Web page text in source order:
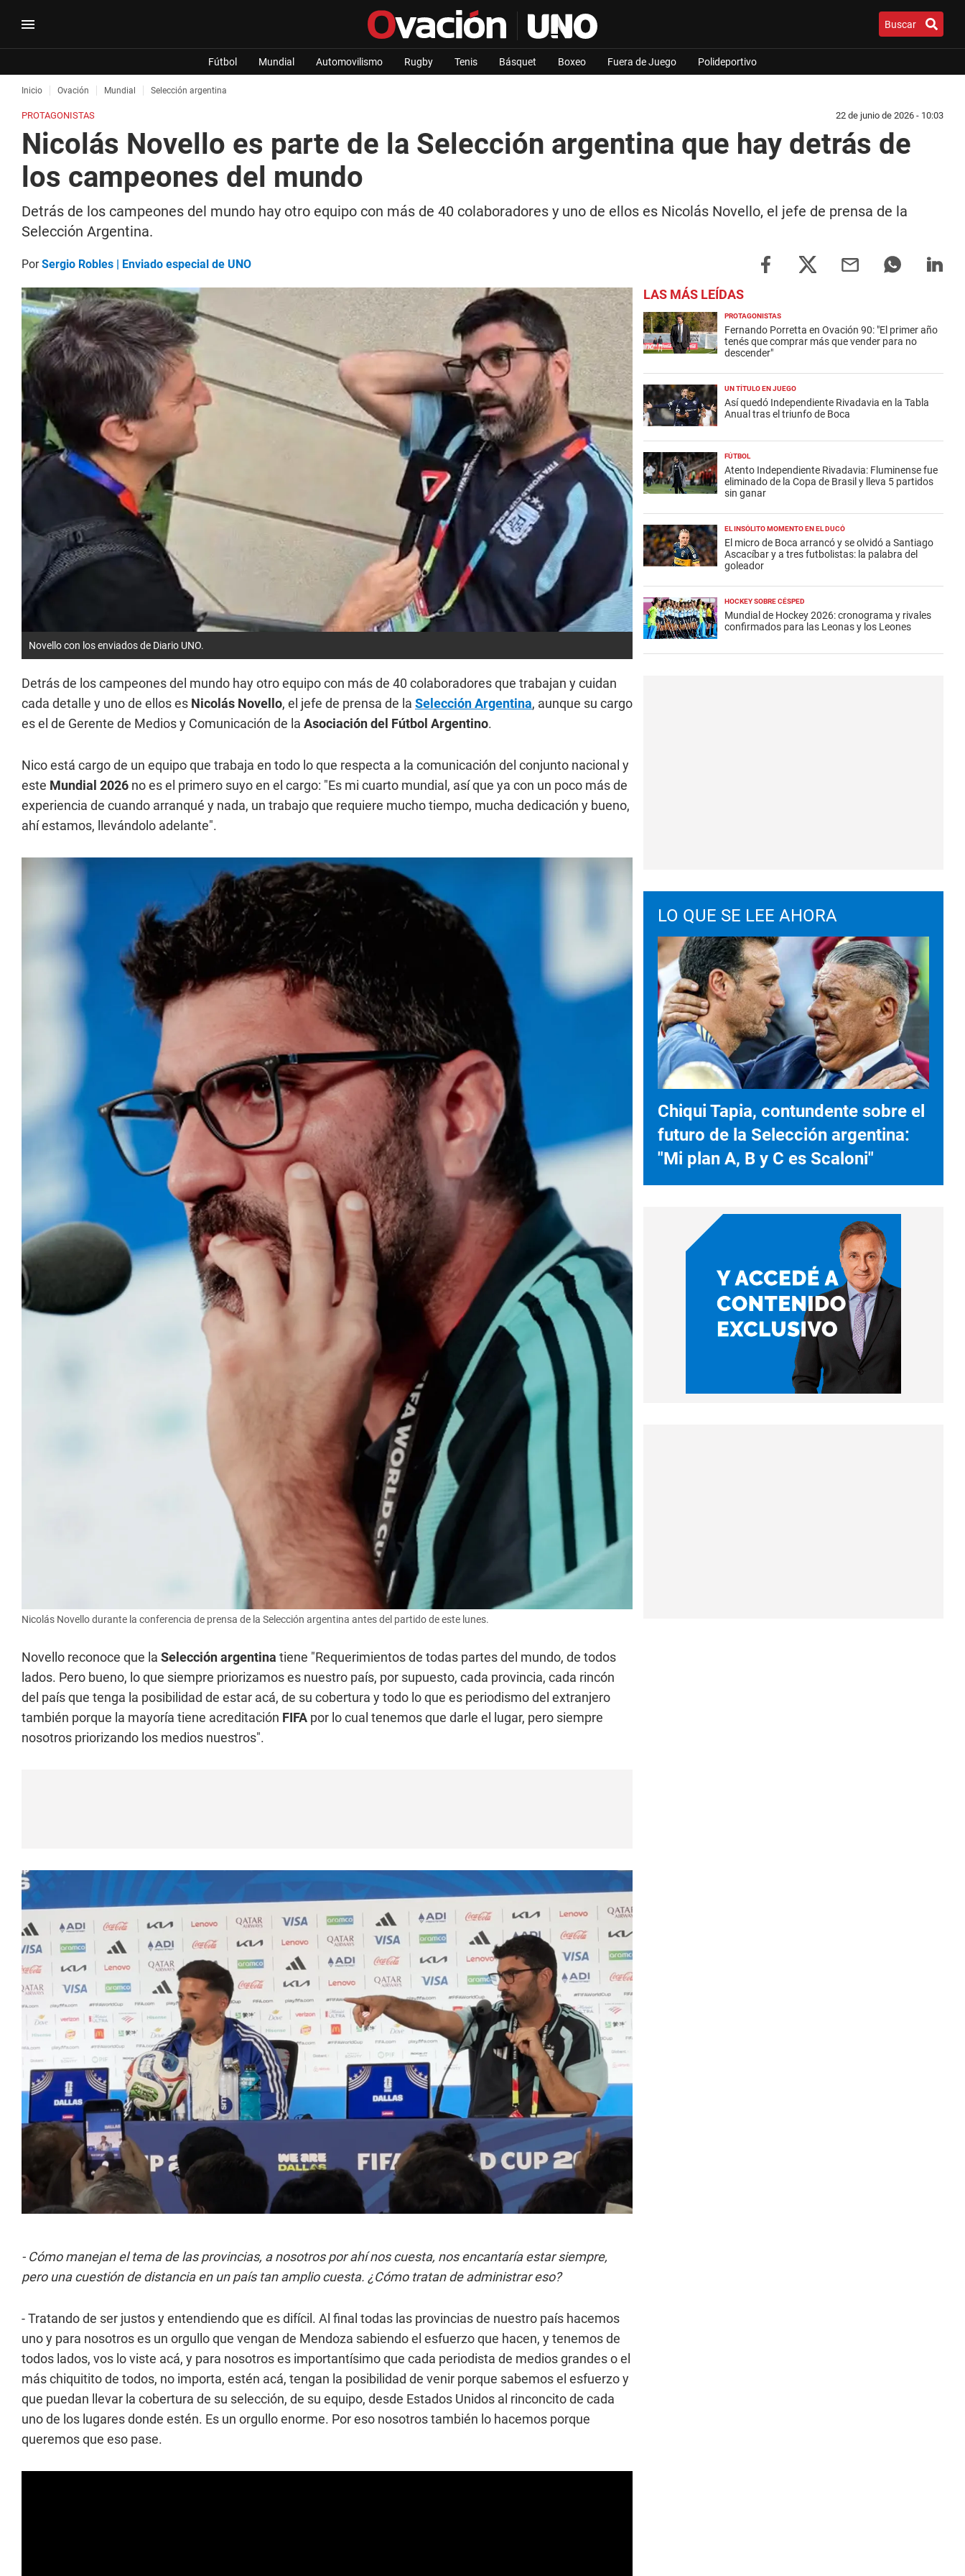
Buscar
Fútbol Mundial Automovilismo Rugby Tenis Básquet Boxeo Fuera de Juego Polideportivo
Inicio Ovación Mundial Selección argentina
PROTAGONISTAS 22 de junio de 2026 - 10:03
Nicolás Novello es parte de la Selección argentina que hay detrás de
los campeones del mundo
Detrás de los campeones del mundo hay otro equipo con más de 40 colaboradores y uno de ellos es Nicolás Novello, el jefe de prensa de la
Selección Argentina.
PorSergio Robles | Enviado especial de UNO
Novello con los enviados de Diario UNO.
Detrás de los campeones del mundo hay otro equipo con más de 40 colaboradores que trabajan y cuidan
cada detalle y uno de ellos es Nicolás Novello, el jefe de prensa de la Selección Argentina, aunque su cargo
es el de Gerente de Medios y Comunicación de la Asociación del Fútbol Argentino.
Nico está cargo de un equipo que trabaja en todo lo que respecta a la comunicación del conjunto nacional y
este Mundial 2026 no es el primero suyo en el cargo: "Es mi cuarto mundial, así que ya con un poco más de
experiencia de cuando arranqué y nada, un trabajo que requiere mucho tiempo, mucha dedicación y bueno,
ahí estamos, llevándolo adelante".
Nicolás Novello durante la conferencia de prensa de la Selección argentina antes del partido de este lunes.
Novello reconoce que la Selección argentina tiene "Requerimientos de todas partes del mundo, de todos
lados. Pero bueno, lo que siempre priorizamos es nuestro país, por supuesto, cada provincia, cada rincón
del país que tenga la posibilidad de estar acá, de su cobertura y todo lo que es periodismo del extranjero
también porque la mayoría tiene acreditación FIFA por lo cual tenemos que darle el lugar, pero siempre
nosotros priorizando los medios nuestros".
- Cómo manejan el tema de las provincias, a nosotros por ahí nos cuesta, nos encantaría estar siempre,
pero una cuestión de distancia en un país tan amplio cuesta. ¿Cómo tratan de administrar eso?
- Tratando de ser justos y entendiendo que es difícil. Al final todas las provincias de nuestro país hacemos
uno y para nosotros es un orgullo que vengan de Mendoza sabiendo el esfuerzo que hacen, y tenemos de
todos lados, vos lo viste acá, y para nosotros es importantísimo que cada periodista de medios grandes o el
más chiquitito de todos, no importa, estén acá, tengan la posibilidad de venir porque sabemos el esfuerzo y
que puedan llevar la cobertura de su selección, de su equipo, desde Estados Unidos al rinconcito de cada
uno de los lugares donde estén. Es un orgullo enorme. Por eso nosotros también lo hacemos porque
queremos que eso pase.
LAS MÁS LEÍDAS
PROTAGONISTAS
Fernando Porretta en Ovación 90: "El primer año
tenés que comprar más que vender para no
descender"
UN TÍTULO EN JUEGO
Así quedó Independiente Rivadavia en la Tabla
Anual tras el triunfo de Boca
FÚTBOL
Atento Independiente Rivadavia: Fluminense fue
eliminado de la Copa de Brasil y lleva 5 partidos
sin ganar
EL INSÓLITO MOMENTO EN EL DUCÓ
El micro de Boca arrancó y se olvidó a Santiago
Ascacíbar y a tres futbolistas: la palabra del
goleador
HOCKEY SOBRE CÉSPED
Mundial de Hockey 2026: cronograma y rivales
confirmados para las Leonas y los Leones
LO QUE SE LEE AHORA
Chiqui Tapia, contundente sobre el
futuro de la Selección argentina:
"Mi plan A, B y C es Scaloni"